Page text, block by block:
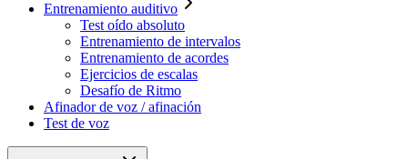
Entrenamiento auditivo
Test oído absoluto
Entrenamiento de intervalos
Entrenamiento de acordes
Ejercicios de escalas
Desafío de Ritmo
Afinador de voz / afinación
Test de voz